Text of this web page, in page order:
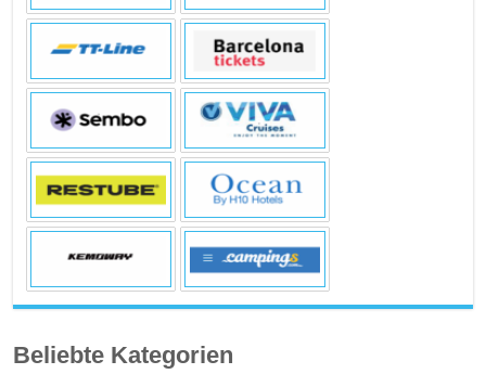
Beliebte Kategorien